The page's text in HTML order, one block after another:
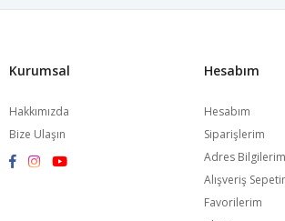
Kurumsal
Hakkımızda
Bize Ulaşın
Hesabım
Hesabım
Siparişlerim
Adres Bilgilerim
Alışveriş
Favorilerim